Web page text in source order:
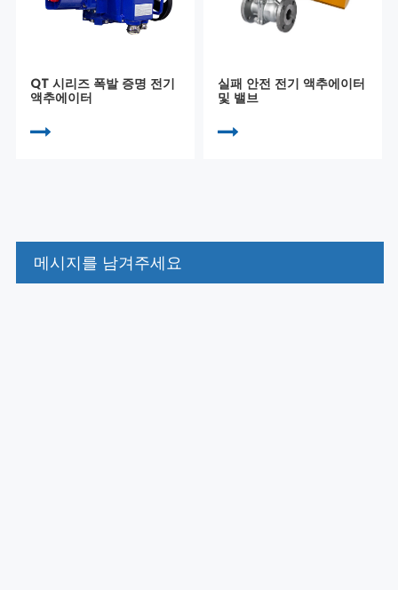
QT 시리즈 폭발 증명 전기
액추에이터
실패 안전 전기 액추에이터
및 밸브
메시지를 남겨주세요